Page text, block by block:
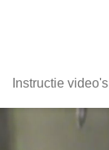
Instructie video's